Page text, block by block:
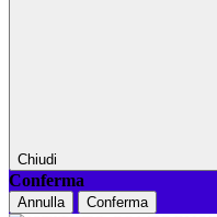
Chiudi
Conferma
Annulla Conferma